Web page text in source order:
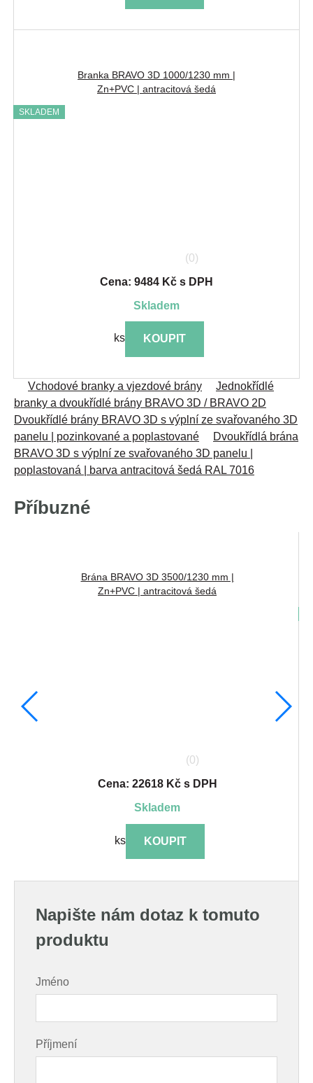
Branka BRAVO 3D 1000/1230 mm |
Zn+PVC | antracitová šedá
SKLADEM
(0)
Cena: 9484 Kč s DPH
skladem
ks KOUPIT
Vchodové branky a vjezdové brány
Jednokřídlé
branky a dvoukřídlé brány BRAVO 3D / BRAVO 2D
Dvoukřídlé brány BRAVO 3D s výplní ze svařovaného 3D
panelu | pozinkované a poplastované
Dvoukřídlá brána
BRAVO 3D s výplní ze svařovaného 3D panelu |
poplastovaná | barva antracitová šedá RAL 7016
Příbuzné
Brána BRAVO 3D 3500/1230 mm |
Zn+PVC | antracitová šedá
(0)
Cena: 22618 Kč s DPH
skladem
ks KOUPIT
Napište nám dotaz k tomuto
produktu
Jméno
Příjmení